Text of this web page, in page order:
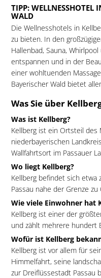
TIPP: WELLNESSHOTEL
WALD
Die Wellnesshotels in
zu bieten. In den
Hallenbad, Sauna,
entspannen und in der
einer wohltuenden
Bayerischer Wald bietet
Was Sie über
Was ist Kellberg?
Kellberg ist ein Ortsteil des
niederbayerischen
Wallfahrtsort im Passauer
Wo liegt Kellberg?
Kellberg befindet sich etwa
Passau nahe der Grenze
Wie viele Einwohner hat
Kellberg ist einer der
und zählt mehrere hundert
Wofür ist Kellberg
Kellberg ist vor allem für
Himmelfahrt, seine
zur Dreiflüssestadt Passau